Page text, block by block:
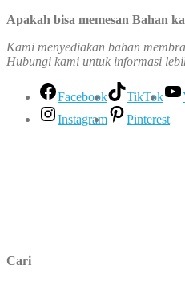
Apakah bisa memesan Bahan
Kami menyediakan bahan
Hubungi kami untuk informasi
Facebook TikTok
Instagram
Pinterest
Cari